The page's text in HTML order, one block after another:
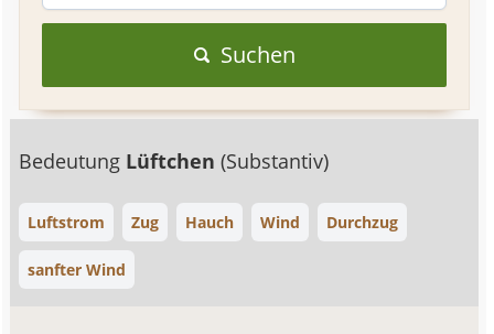
Suchen
Bedeutung Lüftchen(Substantiv)
Luftstrom Zug Hauch Wind Durchzug
sanfter Wind